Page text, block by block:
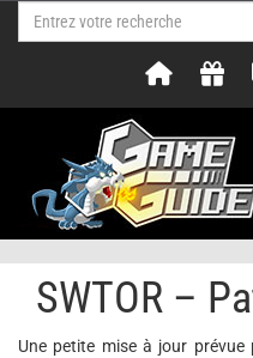
SWTOR –
Une petite mise à jour